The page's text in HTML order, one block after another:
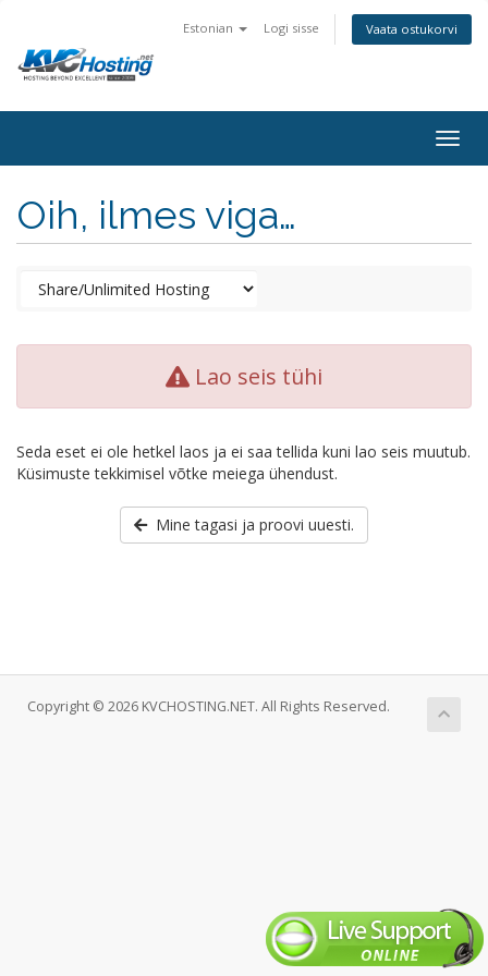
Estonian Logi sisse Vaata ostukorvi
Oih, ilmes viga…
Lao seis tühi
Seda eset ei ole hetkel laos ja ei saa tellida kuni lao seis muutub.
Küsimuste tekkimisel võtke meiega ühendust.
Mine tagasi ja proovi uuesti.
Copyright © 2026 KVCHOSTING.NET. All Rights Reserved.